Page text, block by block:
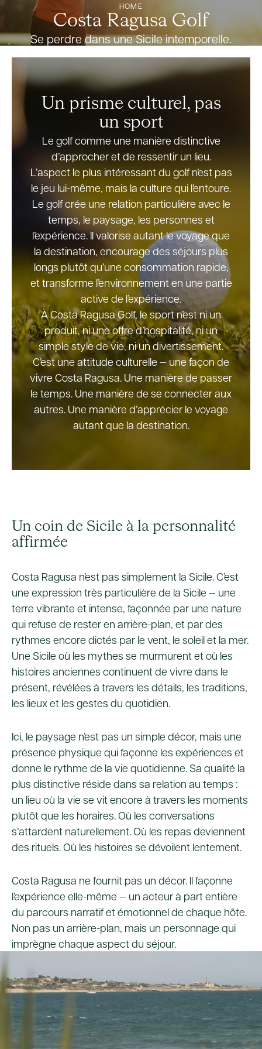
HOME
Costa Ragusa Golf
Se perdre dans une Sicile intemporelle.
Un prisme culturel, pas
un sport
Le golf comme une manière distinctive
d’approcher et de ressentir un lieu.
L’aspect le plus intéressant du golf n’est pas
le jeu lui-même, mais la culture qui l’entoure.
Le golf crée une relation particulière avec le
temps, le paysage, les personnes et
l’expérience. Il valorise autant le voyage que
la destination, encourage des séjours plus
longs plutôt qu’une consommation rapide,
et transforme l’environnement en une partie
active de l’expérience.
À Costa Ragusa Golf, le sport n’est ni un
produit, ni une offre d’hospitalité, ni un
simple style de vie, ni un divertissement.
C’est une attitude culturelle — une façon de
vivre Costa Ragusa. Une manière de passer
le temps. Une manière de se connecter aux
autres. Une manière d’apprécier le voyage
autant que la destination.
Un coin de Sicile à la personnalité
affirmée
Costa Ragusa n’est pas simplement la Sicile. C’est
une expression très particulière de la Sicile — une
terre vibrante et intense, façonnée par une nature
qui refuse de rester en arrière-plan, et par des
rythmes encore dictés par le vent, le soleil et la mer.
Une Sicile où les mythes se murmurent et où les
histoires anciennes continuent de vivre dans le
présent, révélées à travers les détails, les traditions,
les lieux et les gestes du quotidien.
Ici, le paysage n’est pas un simple décor, mais une
présence physique qui façonne les expériences et
donne le rythme de la vie quotidienne. Sa qualité la
plus distinctive réside dans sa relation au temps :
un lieu où la vie se vit encore à travers les moments
plutôt que les horaires. Où les conversations
s’attardent naturellement. Où les repas deviennent
des rituels. Où les histoires se dévoilent lentement.
Costa Ragusa ne fournit pas un décor. Il façonne
l’expérience elle-même — un acteur à part entière
du parcours narratif et émotionnel de chaque hôte.
Non pas un arrière-plan, mais un personnage qui
imprègne chaque aspect du séjour.